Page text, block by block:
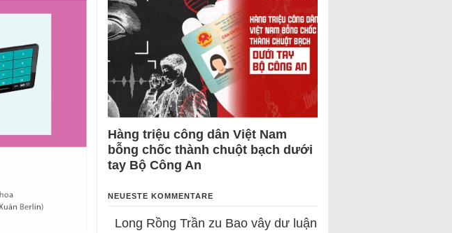
Hàng triệu công dân Việt Nam
bỗng chốc thành chuột bạch dưới
tay Bộ Công An
NEUESTE KOMMENTARE
Long Rồng Trần zu Bao vây dư luận